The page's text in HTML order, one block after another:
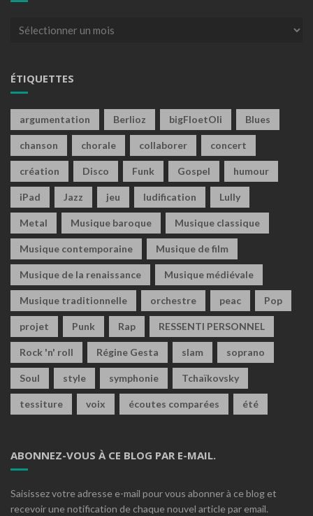
Archives
ÉTIQUETTES
argumentation Berlioz bigFloetOli Blues
chanson chorale collaborer concert
création Disco Funk Gospel humour
iPad Jazz jeu ludification Lully
Metal Musique baroque Musique classique
Musique contemporaine Musique de film
Musique de la renaissance Musique médiévale
Musique traditionnelle orchestre peac Pop
projet Punk Rap RESSENTI PERSONNEL
Rock 'n' roll Régine Gesta slam soprano
Soul style symphonie Tchaïkovsky
tessiture voix écoutes comparées été
ABONNEZ-VOUS À CE BLOG PAR E-MAIL.
Saisissez votre adresse e-mail pour vous abonner à ce blog et
recevoir une notification de chaque nouvel article par email.